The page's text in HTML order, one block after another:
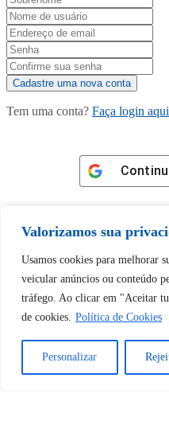
Valorizamos sua
Usamos cookies para melhorar
veicular anúncios ou conteúdo
tráfego. Ao clicar em "Aceitar
de cookies. Política de Cookies
Personalizar
Tem uma conta? Faça login aqui
Tem
desbloquear